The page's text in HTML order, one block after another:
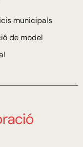
municipals
de model